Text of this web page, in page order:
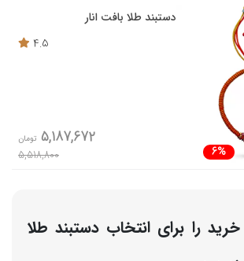
دستبند طلا بافت انار
4.5
6%
5,187,672 تومان
5,518,800
را برای انتخاب دستبند طلا